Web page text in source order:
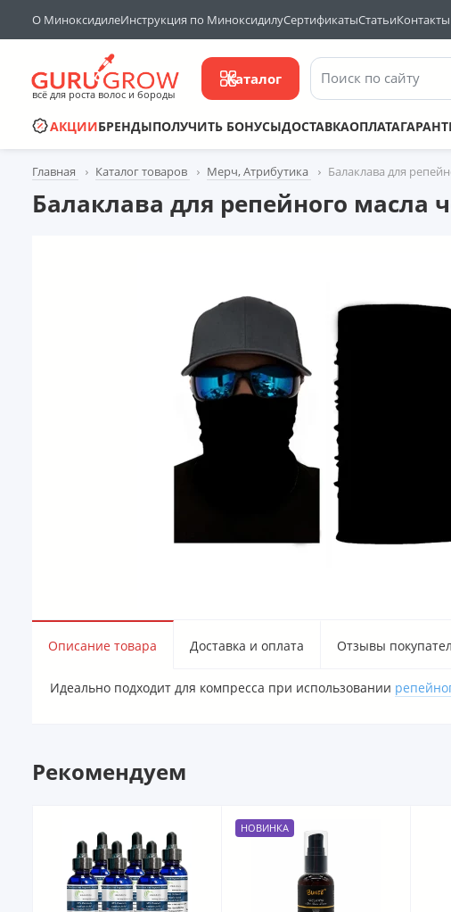
О МиноксидилеИнструкция по МиноксидилуСертификатыСтатьиКонтакты
всё для роста волос и бороды
Каталог Поиск по сайту
АКЦИИБРЕНДЫПОЛУЧИТЬ БОНУСЫДОСТАВКАОПЛАТА
Главная Каталог товаров Мерч, Атрибутика Балаклава для
Балаклава для репейного масла
Описание товара Доставка и оплата Отзывы
Идеально подходит для компресса при использовании
Рекомендуем